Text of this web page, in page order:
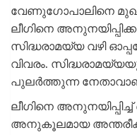
വേണുഗോപാലിനെ
ലീഗിനെ
സിദ്ധരാമയ്യ വഴി
വിവരം.
പുലര്‍ത്തുന്ന
ലീഗിനെ
അനുകൂലമായ